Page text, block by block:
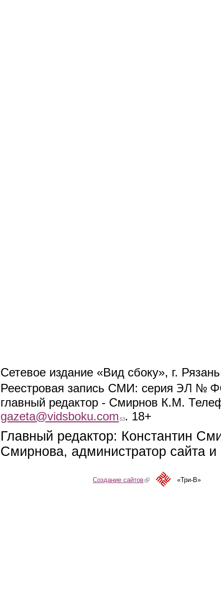
Сетевое издание «Вид сбоку», г.
Реестровая запись СМИ: серия ЭЛ №
главный редактор - Смирнов К.М.
gazeta@vidsboku.com (link sends e-mail)
. 18+
Главный редактор: Константин
Смирнова, администратор сайта
Создание сайтов(link is external)«Три-В»